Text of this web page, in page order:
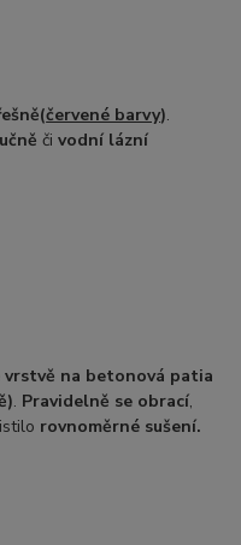
(červené barvy).
čivodní lázní
vrstvě na betonová patia
. Pravidelně se obrací,
rovnoměrné sušení.